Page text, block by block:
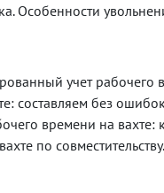
Особенности
учет рабочего
составляем без
времени на вахте:
по